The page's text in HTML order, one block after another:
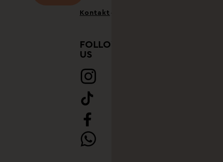
Kontakt
FOLLOW
US